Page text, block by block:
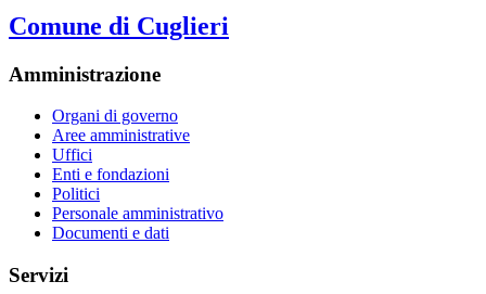
Comune di Cuglieri
Amministrazione
Organi di governo
Aree amministrative
Uffici
Enti e fondazioni
Politici
Personale amministrativo
Documenti e dati
Servizi